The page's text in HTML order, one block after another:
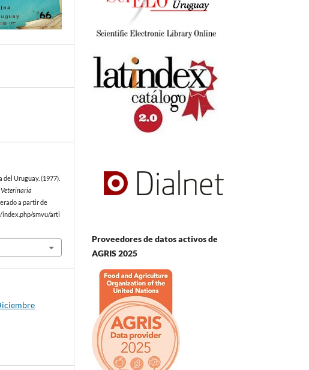
Uruguay. (1977).
Veterinaria
a partir de
index.php/smvu/arti
Proveedores de datos activos de
AGRIS 2025